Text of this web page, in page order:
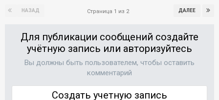
НАЗАД ДАЛЕЕ
Страница 1 из 2
Для публикации сообщений создайте
учётную запись или авторизуйтесь
Вы должны быть пользователем, чтобы оставить
комментарий
Создать учетную запись